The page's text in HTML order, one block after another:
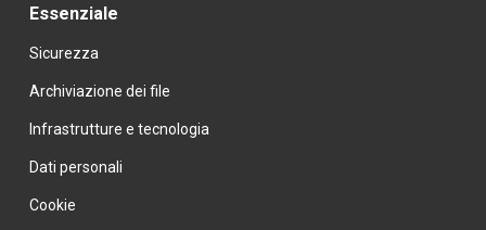
Essenziale
Sicurezza
Archiviazione dei file
Infrastrutture e tecnologia
Dati personali
Cookie